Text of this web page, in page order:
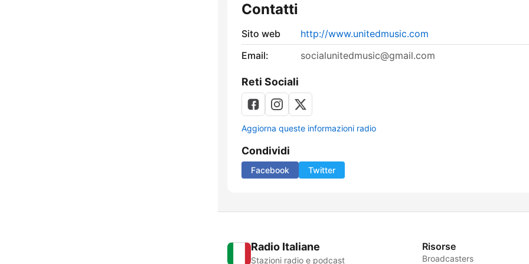
Contatti
Sito web
http://www.unitedmusic.com
Email:
socialunitedmusic@gmail.com
Reti Sociali
Aggiorna queste informazioni radio
Condividi
Facebook Twitter
Radio Italiane
Stazioni radio e podcast
Risorse
Broadcasters